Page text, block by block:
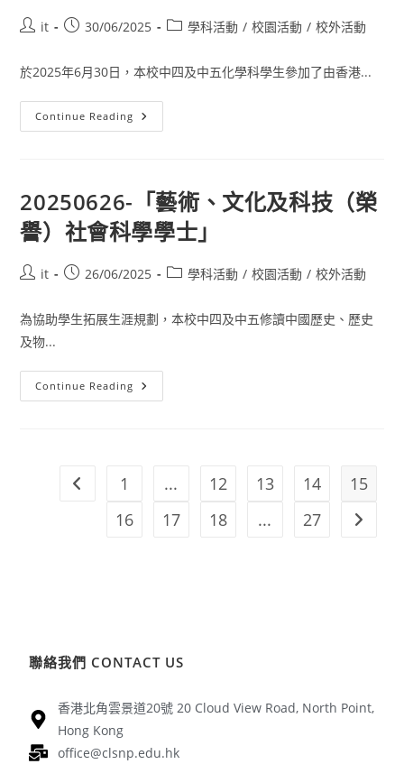
it 30/06/2025 學科活動 / 校園活動 / 校外活動
於2025年6月30日，本校中四及中五化學科學生參加了由香港...
Continue Reading
20250626-「藝術、文化及科技（榮
譽）社會科學學士」
it 26/06/2025 學科活動 / 校園活動 / 校外活動
為協助學生拓展生涯規劃，本校中四及中五修讀中國歷史、歷史
及物...
Continue Reading
1 ... 12 13 14
15
16
17 18 ... 27
聯絡我們 CONTACT US
香港北角雲景道20號 20 Cloud View Road, North Point,
Hong Kong
office@clsnp.edu.hk